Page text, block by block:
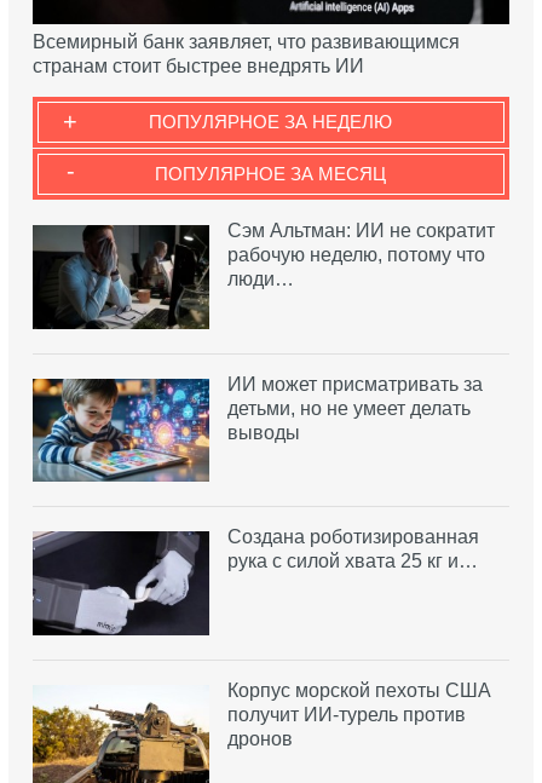
Всемирный банк заявляет, что развивающимся
странам стоит быстрее внедрять ИИ
ПОПУЛЯРНОЕ ЗА НЕДЕЛЮ
+
ПОПУЛЯРНОЕ ЗА МЕСЯЦ
-
Сэм Альтман: ИИ не сократит
рабочую неделю, потому что
люди…
ИИ может присматривать за
детьми, но не умеет делать
выводы
Создана роботизированная
рука с силой хвата 25 кг и…
Корпус морской пехоты США
получит ИИ-турель против
дронов